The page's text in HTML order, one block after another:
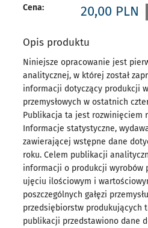
Cena:
20,00 PLN
Opis produktu
Niniejsze opracowanie jest
analitycznej, w której został
informacji dotyczący produkcji
przemysłowych w ostatnich
Publikacja ta jest rozwinięciem
Informacje statystyczne,
zawierającej wstępne dane
roku. Celem publikacji
informacji o produkcji wyrobów
ujęciu ilościowym i
poszczególnych gałęzi
przedsiębiorstw produkujących
publikacji przedstawiono dane